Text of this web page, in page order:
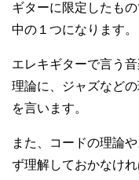
ギターに限定したも
中の１つになります。
エレキギターで言う
理論に、ジャズなど
を言います。
また、コードの理論
ず理解しておかなけ